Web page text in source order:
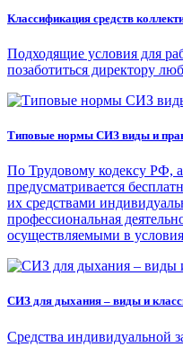
Классификация средств
Подходящие условия для
позаботиться директору
Типовые нормы СИЗ виды и
По Трудовому кодексу РФ,
предусматривается
их средствами
профессиональная
осуществляемыми в
СИЗ для дыхания – виды и
Средства индивидуальной